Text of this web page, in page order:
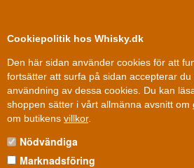
Cookiepolitik hos Whisky.dk
Den här sidan använder cookies för att
fortsätter att surfa på sidan accepterar
användning av dessa cookies. Du kan
shoppen sätter i vårt allmänna avsnitt om
om butikens villkor.
Nödvändiga
Marknadsföring
100 % Danskägt Ägt och drivet i Danmark
Andra saker »Jul
JULEN 2025